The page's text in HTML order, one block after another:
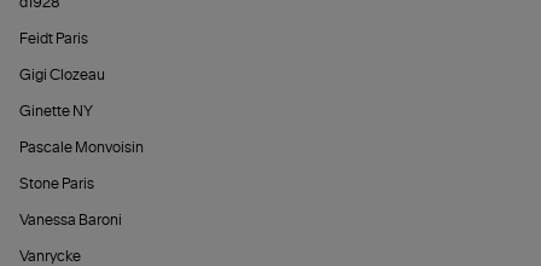
Feidt Paris
Gigi Clozeau
Ginette NY
Pascale Monvoisin
Stone Paris
Vanessa Baroni
Vanrycke